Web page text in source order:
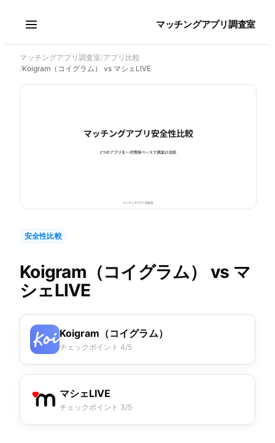
マッチングアプリ調査室
マッチングアプリ調査室/アプリ比較
/Koigram（コイグラム） vs マシェLIVE
安全性比較
Koigram（コイグラム） vs マ
シェLIVE
Koigram（コイグラム）
チェックポイント 4/5
マシェLIVE
チェックポイント 3/5